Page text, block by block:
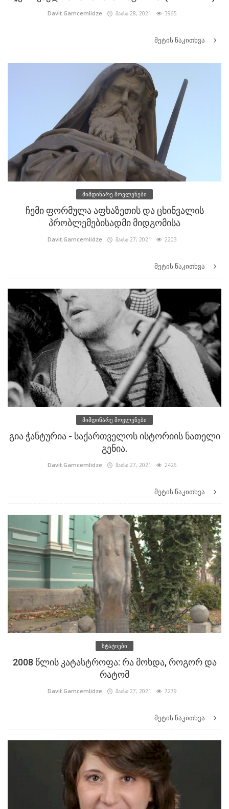
Davit.Gamcemlidze მაისი 28, 2021 3965
მეტის წაკითხვა
მიმდინარე მოვლენები
ჩემი ფორმულა აფხაზეთის და ცხინვალის
პრობლემებისადმი მიდგომისა
Davit.Gamcemlidze მაისი 27, 2021 2203
მეტის წაკითხვა
მიმდინარე მოვლენები
გია ჭანტურია - საქართველოს ისტორიის ნათელი
გენია.
Davit.Gamcemlidze მაისი 27, 2021 2426
მეტის წაკითხვა
სტატიები
2008 წლის კატასტროფა: რა მოხდა, როგორ და
რატომ
Davit.Gamcemlidze მაისი 27, 2021 7279
მეტის წაკითხვა